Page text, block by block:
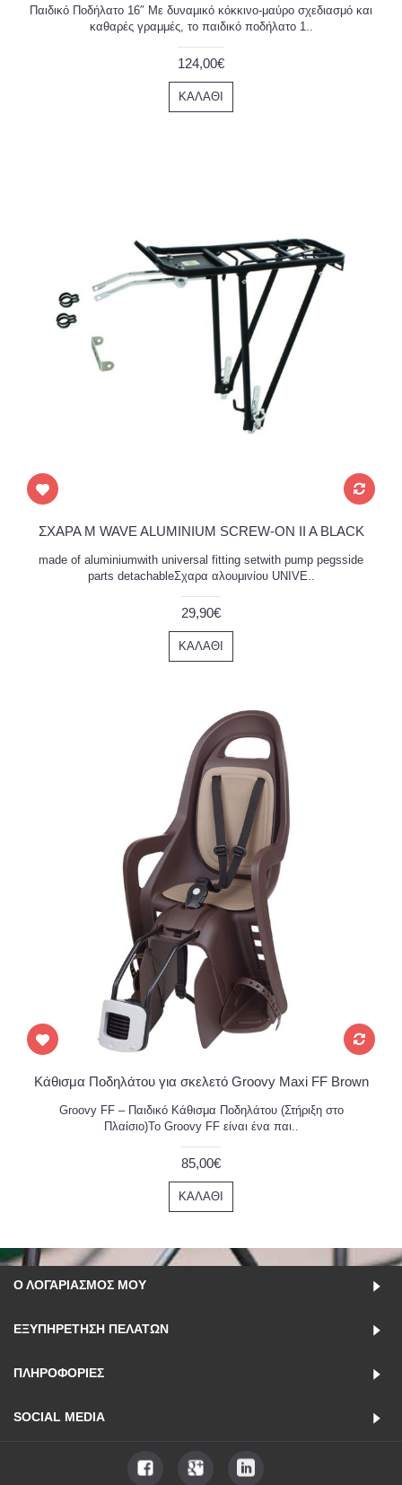
Παιδικό Ποδήλατο 16″ Με δυναμικό κόκκινο-μαύρο σχεδιασμό και
καθαρές γραμμές, το παιδικό ποδήλατο 1..
124,00€
ΚΑΛΆΘΙ
ΣΧΑΡΑ M WAVE ALUMINIUM SCREW-ON II A BLACK
made of aluminiumwith universal fitting setwith pump pegsside
parts detachableΣχαρα αλουμινίου UNIVE..
29,90€
ΚΑΛΆΘΙ
Κάθισμα Ποδηλάτου για σκελετό Groovy Maxi FF Brown
Groovy FF – Παιδικό Κάθισμα Ποδηλάτου (Στήριξη στο
Πλαίσιο)Το Groovy FF είναι ένα παι..
85,00€
ΚΑΛΆΘΙ
Ο ΛΟΓΑΡΙΑΣΜΌΣ ΜΟΥ
ΕΞΥΠΗΡΈΤΗΣΗ ΠΕΛΑΤΏΝ
ΠΛΗΡΟΦΟΡΊΕΣ
SOCIAL MEDIA